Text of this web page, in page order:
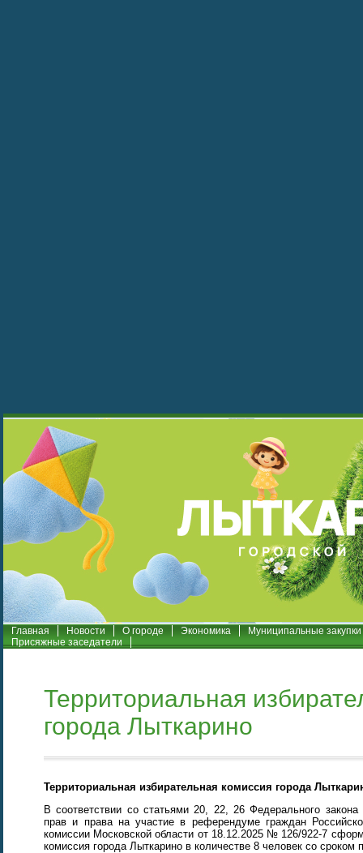
Главная Новости О городе Экономика
Муниципальные закупки
Присяжные заседатели
Территориальная
города Лыткарино
Территориальная избирательная комиссия города
В соответствии со статьями 20, 22, 26 Федерального
прав и права на участие в референдуме граждан
комиссии Московской области от 18.12.2025 № 126/922-7
комиссия города Лыткарино в количестве 8 человек со сроком